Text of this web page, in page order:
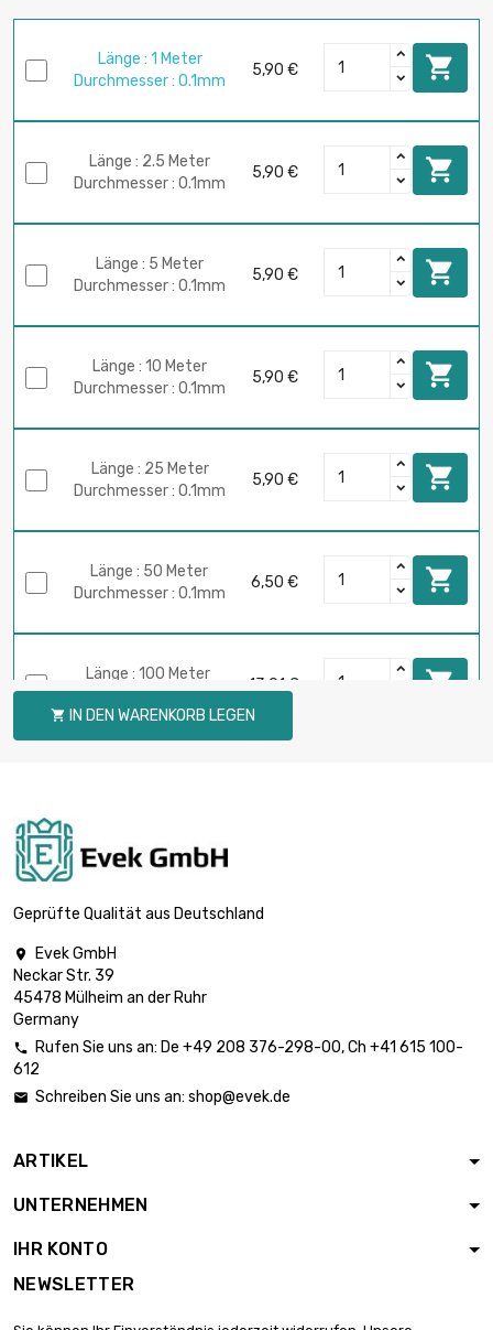
Länge : 1 Meter
Durchmesser : 0.1mm
5,90 € 
Länge : 2.5 Meter
Durchmesser : 0.1mm
5,90 € 
Länge : 5 Meter
Durchmesser : 0.1mm
5,90 € 
Länge : 10 Meter
Durchmesser : 0.1mm
5,90 € 
Länge : 25 Meter
Durchmesser : 0.1mm
5,90 € 
Länge : 50 Meter
Durchmesser : 0.1mm
6,50 € 
Länge : 100 Meter
Durchmesser : 0.1mm
13,01 € 
Länge : 1 Meter
Durchmesser : 0.15mm
Durchmesser : 0.15mm
5,90 €
Durchmesser : 0.15mm
Länge : 10 Meter
 IN DEN WARENKORB LEGEN
Geprüfte Qualität aus Deutschland

Evek GmbH
Neckar Str. 39
45478 Mülheim an der Ruhr
Germany
 Rufen Sie uns an: De +49 208 376-298-00, Ch +41 615 100-
612
 Schreiben Sie uns an: shop@evek.de
ARTIKEL
UNTERNEHMEN
IHR KONTO
NEWSLETTER